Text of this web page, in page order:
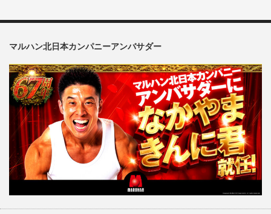
マルハン北日本カンパニーアンバサダー